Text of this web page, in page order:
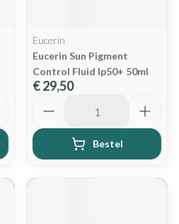
Eucerin
Eucerin Sun Pigment
Control Fluid Ip50+ 50ml
€ 29,50
Bestel